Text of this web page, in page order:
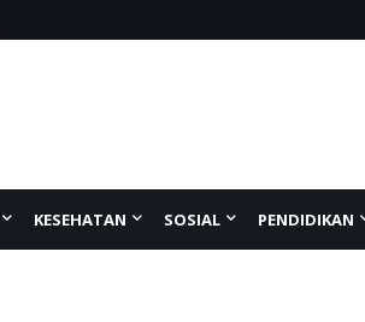
KESEHATAN SOSIAL PENDIDIKAN